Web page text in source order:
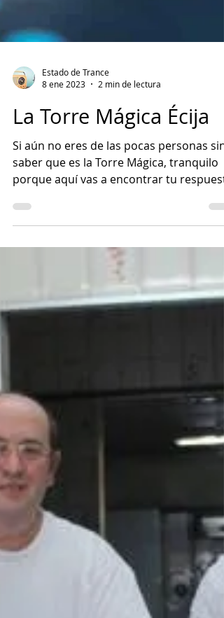
Estado de Trance
8 ene 2023
2 min de lectura
La Torre Mágica Écija
Si aún no eres de las pocas personas sin
saber que es la Torre Mágica, tranquilo